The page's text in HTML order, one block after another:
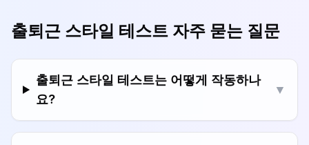
출퇴근 스타일 테스트 자주 묻는 질문
출퇴근 스타일 테스트는 어떻게 작동하나
요?
▼